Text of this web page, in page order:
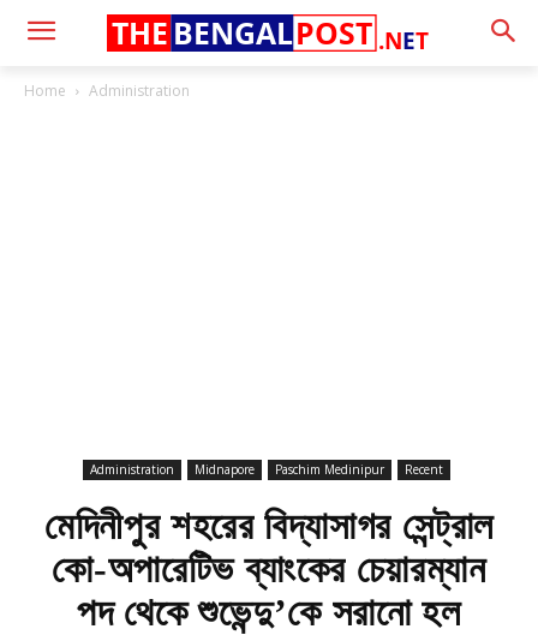
.NET
THE BENGALPOST
Home Administration
Administration Midnapore Paschim Medinipur Recent
মেদিনীপুর শহরের বিদ্যাসাগর সেন্ট্রাল
কো-অপারেটিভ ব্যাংকের চেয়ারম্যান
পদ থেকে শুভেন্দু’কে সরানো হল